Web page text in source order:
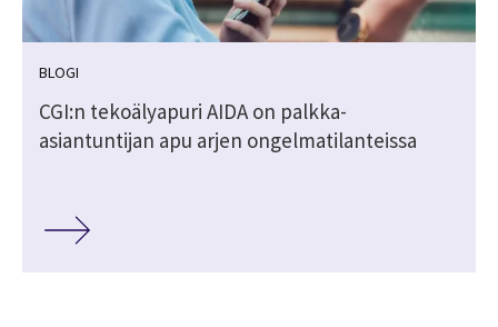
BLOGI
CGI:n tekoälyapuri AIDA on palkka-
asiantuntijan apu arjen ongelmatilanteissa